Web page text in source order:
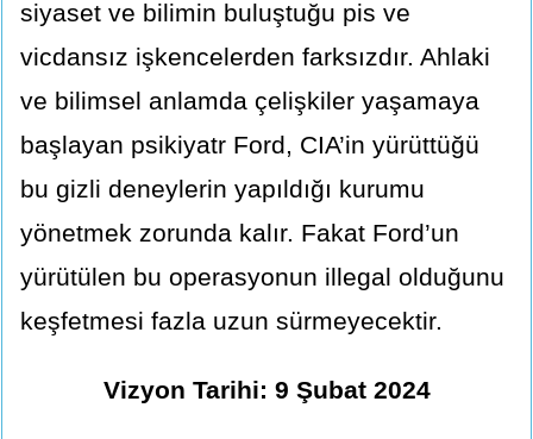
siyaset ve bilimin buluştuğu pis ve
vicdansız işkencelerden farksızdır. Ahlaki
ve bilimsel anlamda çelişkiler yaşamaya
başlayan psikiyatr Ford, CIA’in yürüttüğü
bu gizli deneylerin yapıldığı kurumu
yönetmek zorunda kalır. Fakat Ford’un
yürütülen bu operasyonun illegal olduğunu
keşfetmesi fazla uzun sürmeyecektir.
Vizyon Tarihi: 9 Şubat 2024